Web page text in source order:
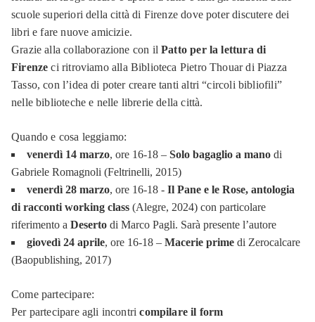
scuole superiori della città di Firenze dove poter discutere dei
libri e fare nuove amicizie.
Grazie alla collaborazione con ilPatto per la lettura di
Firenze ci ritroviamo alla Biblioteca Pietro Thouar di Piazza
Tasso, con l’idea di poter creare tanti altri “circoli bibliofili”
nelle biblioteche e nelle librerie della città.
Quando e cosa leggiamo:
venerdì 14 marzo, ore 16-18 – Solo bagaglio a mano di
Gabriele Romagnoli (Feltrinelli, 2015)
venerdì 28 marzo, ore 16-18 - Il Pane e le Rose, antologia
di racconti working class (Alegre, 2024) con particolare
riferimento a Deserto di Marco Pagli. Sarà presente l’autore
giovedì 24 aprile, ore 16-18 – Macerie prime di Zerocalcare
(Baopublishing, 2017)
Come partecipare:
Per partecipare agli incontri compilare il form